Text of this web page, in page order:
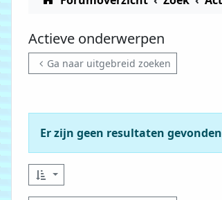
Actieve onderwerpen
Ga naar uitgebreid zoeken
Er zijn geen resultaten